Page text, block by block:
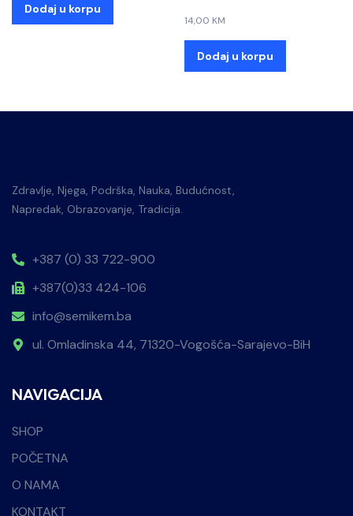
Dodaj u korpu
14,00 KM
Dodaj u korpu
Zdravlje, Njega, Podrška, Nauka, Budućnost,
Napredak, Obrazovanje, Tradicija.
+387 (0) 33 722-900
+387(0)33 424-106
info@semikem.ba
ul. Omladinska 44, 71320-Vogošća-Sarajevo-BiH
NAVIGACIJA
SHOP
POČETNA
O NAMA
KONTAKT